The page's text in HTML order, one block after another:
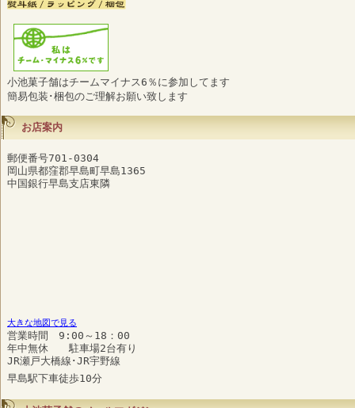
小池菓子舗はチームマイナス6％に参加してます
簡易包装･梱包のご理解お願い致します
お店案内
郵便番号701-0304
岡山県都窪郡早島町早島1365
中国銀行早島支店東隣
大きな地図で見る
営業時間 9:00～18：00
年中無休 駐車場2台有り
JR瀬戸大橋線･JR宇野線
早島駅下車徒歩10分